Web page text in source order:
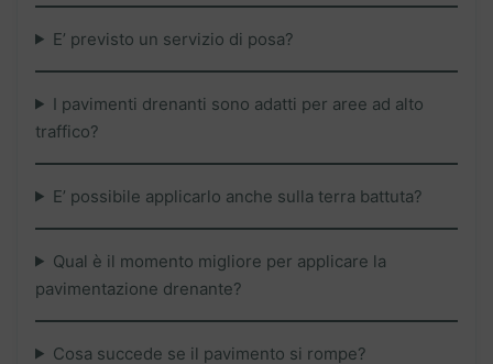
E’ previsto un servizio di posa?
I pavimenti drenanti sono adatti per aree ad alto
traffico?
E’ possibile applicarlo anche sulla terra battuta?
Qual è il momento migliore per applicare la
pavimentazione drenante?
Cosa succede se il pavimento si rompe?